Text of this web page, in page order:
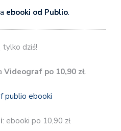
ebooki od Publio.
tylko dziś!
Videograf po 10,90 zł.
: ebooki po 10,90 zł